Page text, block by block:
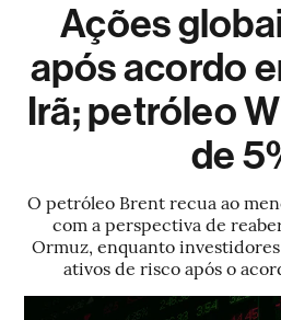
Ações
após acordo
Irã; petróleo
de
O petróleo Brent recua ao
com a perspectiva de
Ormuz, enquanto
ativos de risco após o